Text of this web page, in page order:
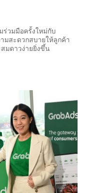
ร่วมมือครั้งใหม่กับ
มสะดวกสบายให้ลูกค้า
มดาวง่ายยิ่งขึ้น